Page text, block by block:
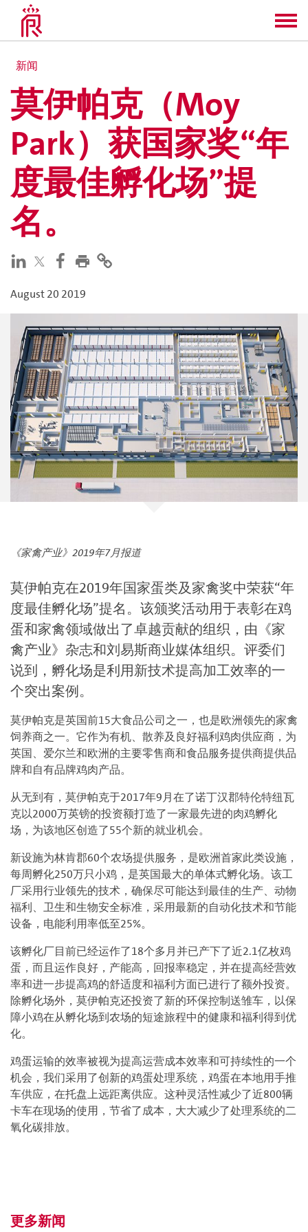
新闻
莫伊帕克（Moy
Park）获国家奖“年
度最佳孵化场”提
名。
August 20 2019
《家禽产业》2019年7月报道
莫伊帕克在2019年国家蛋类及家禽奖中荣获“年
度最佳孵化场”提名。该颁奖活动用于表彰在鸡
蛋和家禽领域做出了卓越贡献的组织，由《家
禽产业》杂志和刘易斯商业媒体组织。评委们
说到，孵化场是利用新技术提高加工效率的一
个突出案例。
莫伊帕克是英国前15大食品公司之一，也是欧洲领先的家禽
饲养商之一。它作为有机、散养及良好福利鸡肉供应商，为
英国、爱尔兰和欧洲的主要零售商和食品服务提供商提供品
牌和自有品牌鸡肉产品。
从无到有，莫伊帕克于2017年9月在了诺丁汉郡特伦特纽瓦
克以2000万英镑的投资额打造了一家最先进的肉鸡孵化
场，为该地区创造了55个新的就业机会。
新设施为林肯郡60个农场提供服务，是欧洲首家此类设施，
每周孵化250万只小鸡，是英国最大的单体式孵化场。该工
厂采用行业领先的技术，确保尽可能达到最佳的生产、动物
福利、卫生和生物安全标准，采用最新的自动化技术和节能
设备，电能利用率低至25%。
该孵化厂目前已经运作了18个多月并已产下了近2.1亿枚鸡
蛋，而且运作良好，产能高，回报率稳定，并在提高经营效
率和进一步提高鸡的舒适度和福利方面已进行了额外投资。
除孵化场外，莫伊帕克还投资了新的环保控制送雏车，以保
障小鸡在从孵化场到农场的短途旅程中的健康和福利得到优
化。
鸡蛋运输的效率被视为提高运营成本效率和可持续性的一个
机会，我们采用了创新的鸡蛋处理系统，鸡蛋在本地用手推
车供应，在托盘上远距离供应。这种灵活性减少了近800辆
卡车在现场的使用，节省了成本，大大减少了处理系统的二
氧化碳排放。
更多新闻